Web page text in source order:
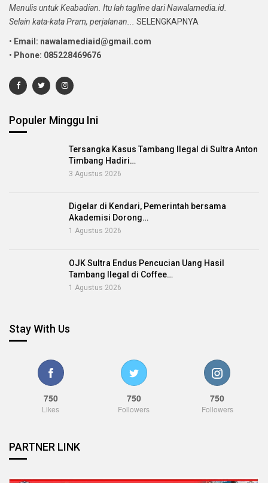
Menulis untuk Keabadian. Itu lah tagline dari Nawalamedia.id.
Selain kata-kata Pram, perjalanan... SELENGKAPNYA
• Email: nawalamediaid@gmail.com
• Phone: 085228469676
Populer Minggu Ini
Tersangka Kasus Tambang Ilegal di Sultra Anton
Timbang Hadiri…
3 Agustus 2026
Digelar di Kendari, Pemerintah bersama
Akademisi Dorong…
1 Agustus 2026
OJK Sultra Endus Pencucian Uang Hasil
Tambang Ilegal di Coffee…
1 Agustus 2026
Stay With Us
750
Likes
750
Followers
750
Followers
PARTNER LINK